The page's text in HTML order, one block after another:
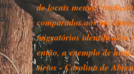
de locais menos
comparados aos
migratórios identificados
então, a exemplo de
sírios - Carolina de Abreu